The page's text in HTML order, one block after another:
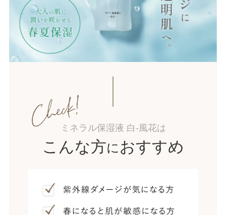
ミネラル保湿液 白-風花は
こんな方に おすすめ